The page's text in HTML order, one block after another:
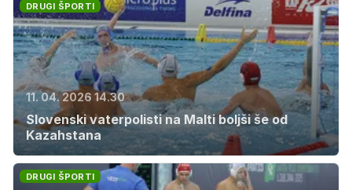
DRUGI ŠPORTI
11. 04. 2026 14.30
Slovenski vaterpolisti na Malti boljši še od
Kazahstana
DRUGI ŠPORTI